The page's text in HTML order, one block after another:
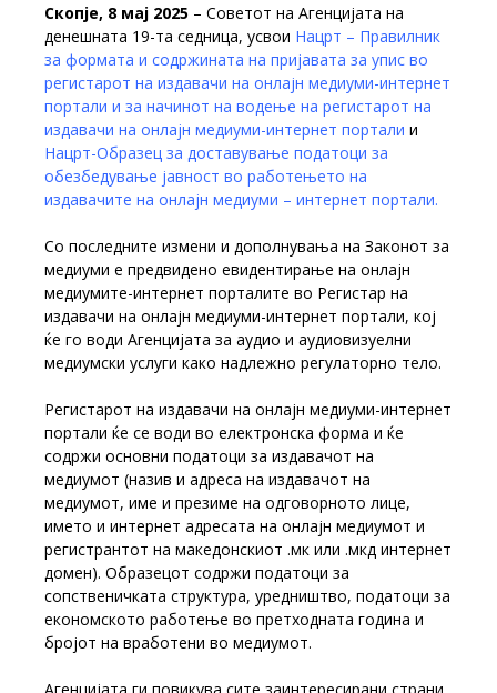
Скопје, 8 мај 2025 – Советот на Агенцијата на
денешната 19-та седница, усвои Нацрт – Правилник
за формата и содржината на пријавата за упис во
регистарот на издавачи на онлајн медиуми-интернет
портали и за начинот на водење на регистарот на
издавачи на онлајн медиуми-интернет портали и
Нацрт-Образец за доставување податоци за
обезбедување јавност во работењето на
издавачите на онлајн медиуми – интернет портали.
Со последните измени и дополнувања на Законот за
медиуми е предвидено евидентирање на онлајн
медиумите-интернет порталите во Регистар на
издавачи на онлајн медиуми-интернет портали, кој
ќе го води Агенцијата за аудио и аудиовизуелни
медиумски услуги како надлежно регулаторно тело.
Регистарот на издавачи на онлајн медиуми-интернет
портали ќе се води во електронска форма и ќе
содржи основни податоци за издавачот на
медиумот (назив и адреса на издавачот на
медиумот, име и презиме на одговорното лице,
името и интернет адресата на онлајн медиумот и
регистрантот на македонскиот .мк или .мкд интернет
домен). Образецот содржи податоци за
сопственичката структура, уредништво, податоци за
економското работење во претходната година и
бројот на вработени во медиумот.